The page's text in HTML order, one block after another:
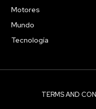
Motores
Mundo
Tecnología
TERMS AND